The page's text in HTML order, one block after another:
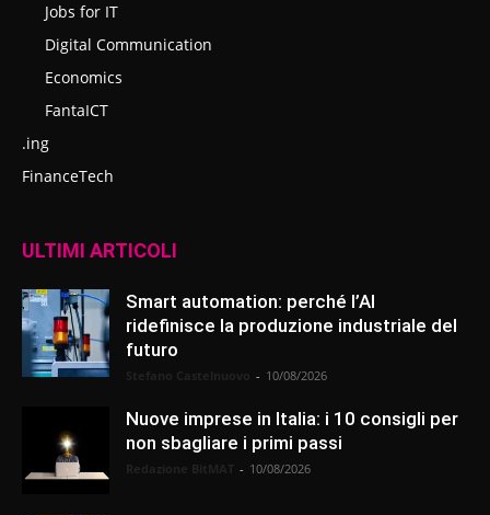
Jobs for IT
Digital Communication
Economics
FantaICT
.ing
FinanceTech
ULTIMI ARTICOLI
Smart automation: perché l’AI
ridefinisce la produzione industriale del
futuro
- 10/08/2026
Nuove imprese in Italia: i 10 consigli per
non sbagliare i primi passi
- 10/08/2026